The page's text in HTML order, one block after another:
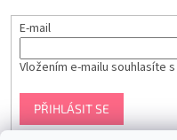
E-mail
Vložením e-mailu souhlasíte s
PŘIHLÁSIT SE